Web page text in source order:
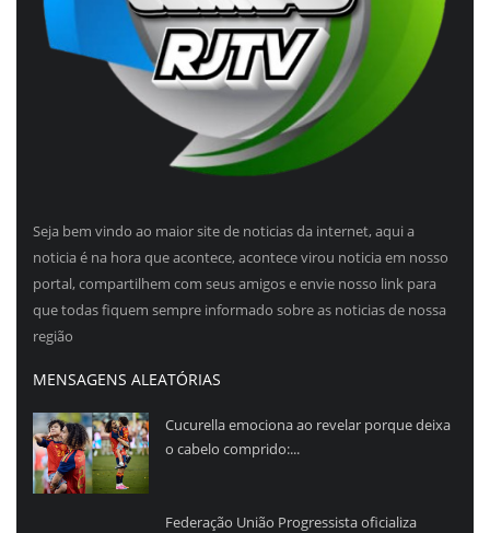
Seja bem vindo ao maior site de noticias da internet, aqui a
noticia é na hora que acontece, acontece virou noticia em nosso
portal, compartilhem com seus amigos e envie nosso link para
que todas fiquem sempre informado sobre as noticias de nossa
região
MENSAGENS ALEATÓRIAS
Cucurella emociona ao revelar porque deixa
o cabelo comprido:...
Federação União Progressista oficializa